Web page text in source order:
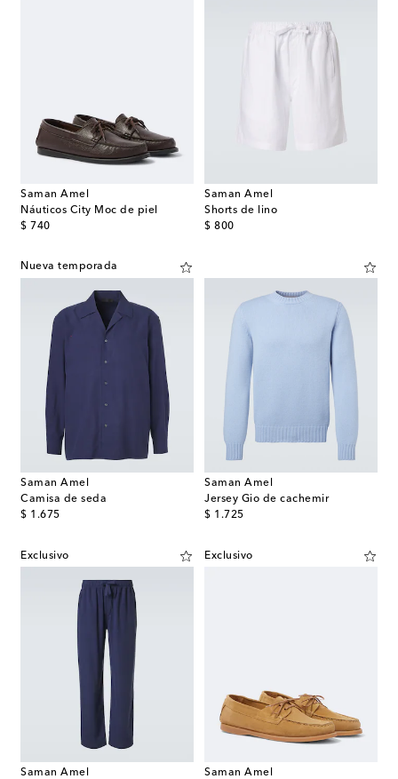
Saman Amel
Náuticos City Moc de piel
$ 740
original price
Saman Amel
Shorts de lino
$ 800
original price
Nueva temporada
Saman Amel
Camisa de seda
$ 1.675
original price
Saman Amel
Jersey Gio de cachemir
$ 1.725
original price
Exclusivo
Saman Amel
Exclusivo
Saman Amel